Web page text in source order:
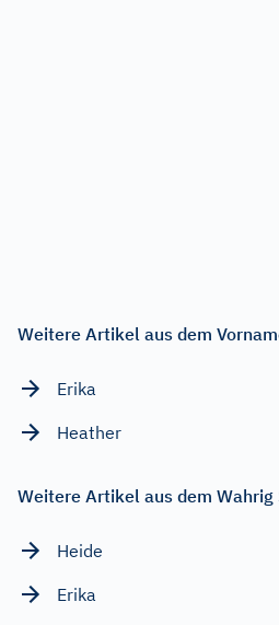
Weitere Artikel aus dem
Erika
Heather
Weitere Artikel aus dem
Heide
Erika